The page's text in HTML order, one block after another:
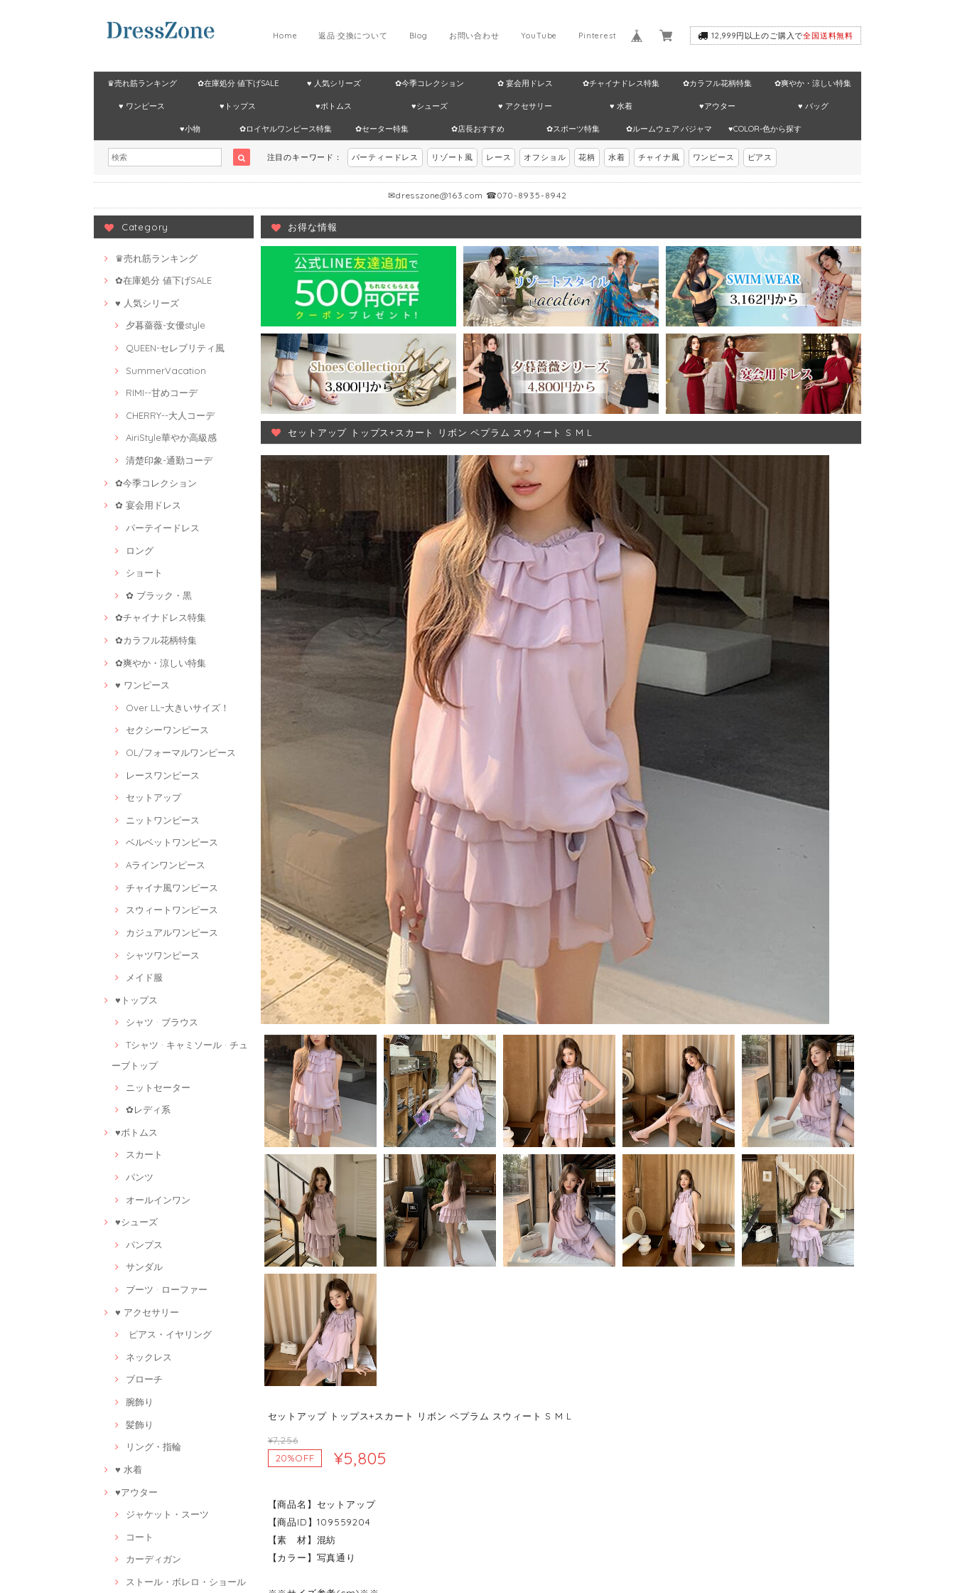
12,999円以上のご購入で全国送料無料
Pinterest
YouTube
お問い合わせ
Blog
返品·交換について
Home
♛売れ筋ランキング ✿在庫処分 値下げSALE ♥ 人気シリーズ ✿今季コレクション ✿ 宴会用ドレス ✿チャイナドレス特集 ✿カラフル花柄特集 ✿爽やか・涼しい特集
♥ ワンピース ♥トップス ♥ボトムス ♥シューズ ♥ アクセサリー ♥ 水着 ♥アウター ♥ バッグ
♥小物 ✿ロイヤルワンピース特集 ✿セーター特集 ✿店長おすすめ ✿スポーツ特集 ✿ルームウェア·パジャマ ♥COLOR-色から探す
注目のキーワード： パーティードレス リゾート風 レース オフショル 花柄 水着 チャイナ風 ワンピース ピアス
✉dresszone@163.com ☎070-8935-8942
Category
♛売れ筋ランキング
✿在庫処分 値下げSALE
♥ 人気シリーズ
夕暮薔薇-女優style
QUEEN-セレブリティ風
SummerVacation
RIMI--甘めコーデ
CHERRY--大人コーデ
AiriStyle華やか高級感
清楚印象-通勤コーデ
✿今季コレクション
✿ 宴会用ドレス
パーテイードレス
ロング
ショート
✿ ブラック・黒
✿チャイナドレス特集
✿カラフル花柄特集
✿爽やか・涼しい特集
♥ ワンピース
Over LL~大きいサイズ！
セクシーワンピース
OL/フォーマルワンピース
レースワンピース
セットアップ
ニットワンピース
ベルベットワンピース
Aラインワンピース
チャイナ風ワンピース
スウィートワンピース
カジュアルワンピース
シャツワンピース
メイド服
♥トップス
シャツ · ブラウス
Tシャツ · キャミソール · チュ
ーブトップ
ニットセーター
✿レディ系
♥ボトムス
スカート
パンツ
オールインワン
♥シューズ
パンプス
サンダル
ブーツ · ローファー
♥ アクセサリー
ピアス・イヤリング
ネックレス
ブローチ
腕飾り
髪飾り
リング・指輪
♥ 水着
♥アウター
ジャケット・スーツ
コート
カーディガン
ストール・ボレロ・ショール
お得な情報
セットアップ トップス+スカート リボン ペプラム スウィート S M L
セットアップ トップス+スカート リボン ペプラム スウィート S M L
¥7,256
20%OFF
¥5,805
【商品名】セットアップ
【商品ID】109559204
【素 材】混紡
【カラー】写真通り